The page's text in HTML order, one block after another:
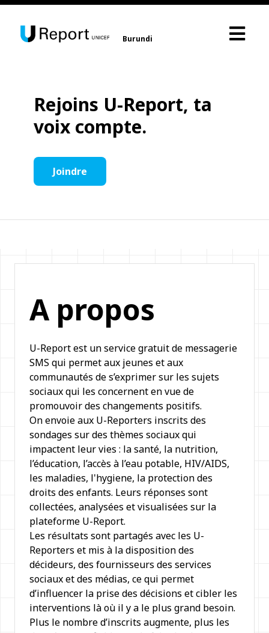
Burundi
Rejoins U-Report, ta
voix compte.
Joindre
A propos
U-Report est un service gratuit de messagerie
SMS qui permet aux jeunes et aux
communautés de s’exprimer sur les sujets
sociaux qui les concernent en vue de
promouvoir des changements positifs.
On envoie aux U-Reporters inscrits des
sondages sur des thèmes sociaux qui
impactent leur vies : la santé, la nutrition,
l’éducation, l’accès à l’eau potable, HIV/AIDS,
les maladies, l'hygiene, la protection des
droits des enfants. Leurs réponses sont
collectées, analysées et visualisées sur la
plateforme U-Report.
Les résultats sont partagés avec les U-
Reporters et mis à la disposition des
décideurs, des fournisseurs des services
sociaux et des médias, ce qui permet
d’influencer la prise des décisions et cibler les
interventions là où il y a le plus grand besoin.
Plus le nombre d’inscrits augmente, plus les